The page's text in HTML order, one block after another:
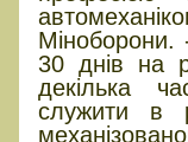
Міноборони.
30 днів на
декілька
служити в